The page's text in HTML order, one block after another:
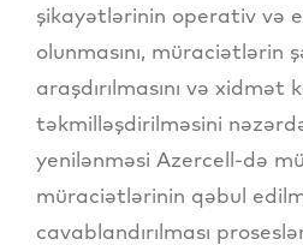
şikayətlərinin operativ və
olunmasını, müraciətlərin
araşdırılmasını və
təkmilləşdirilməsini
yenilənməsi Azercell-də
müraciətlərinin qəbul
cavablandırılması